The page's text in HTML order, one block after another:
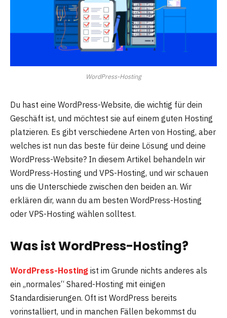
WordPress-Hosting
Du hast eine WordPress-Website, die wichtig für dein
Geschäft ist, und möchtest sie auf einem guten Hosting
platzieren. Es gibt verschiedene Arten von Hosting, aber
welches ist nun das beste für deine Lösung und deine
WordPress-Website? In diesem Artikel behandeln wir
WordPress-Hosting und VPS-Hosting, und wir schauen
uns die Unterschiede zwischen den beiden an. Wir
erklären dir, wann du am besten WordPress-Hosting
oder VPS-Hosting wählen solltest.
Was ist WordPress-Hosting?
WordPress-Hosting ist im Grunde nichts anderes als
ein „normales“ Shared-Hosting mit einigen
Standardisierungen. Oft ist WordPress bereits
vorinstalliert, und in manchen Fällen bekommst du